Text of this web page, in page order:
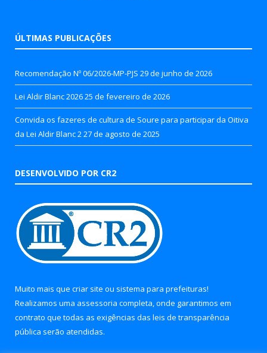
ÚLTIMAS PUBLICAÇÕES
Recomendação Nº 06/2026-MP-PJS 29 de junho de 2026
Lei Aldir Blanc 202625 de fevereiro de 2026
Convida os fazeres de cultura de Soure para participar da Oitiva
da Lei Aldir Blanc 2 27 de agosto de 2025
DESENVOLVIDO POR CR2
Muito mais que criar site ou sistema para prefeituras!
Realizamos uma assessoria completa, onde garantimos em
contrato que todas as exigências das leis de transparência
pública serão atendidas.